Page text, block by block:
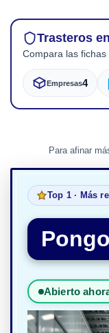
Trasteros
Compara las
Empresas4
Para afinar
Top 1 · Más
Abierto